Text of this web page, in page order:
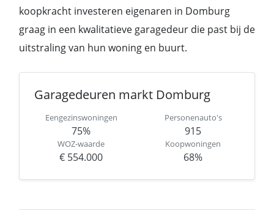
koopkracht investeren eigenaren in Domburg
graag in een kwalitatieve garagedeur die past bij de
uitstraling van hun woning en buurt.
Garagedeuren markt Domburg
Eengezinswoningen
75%
Personenauto's
915
WOZ-waarde
€ 554.000
Koopwoningen
68%